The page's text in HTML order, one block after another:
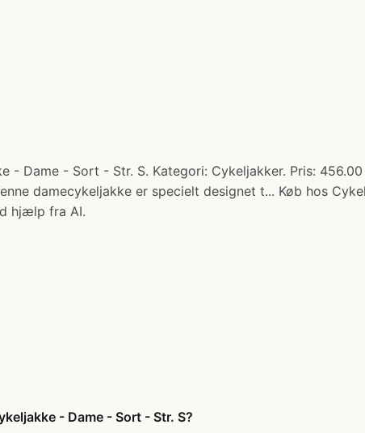
- Dame - Sort - Str. S. Kategori: Cykeljakker. Pris:
damecykeljakke er specielt designet t... Køb hos
hjælp fra AI.
- Dame - Sort - Str. S?